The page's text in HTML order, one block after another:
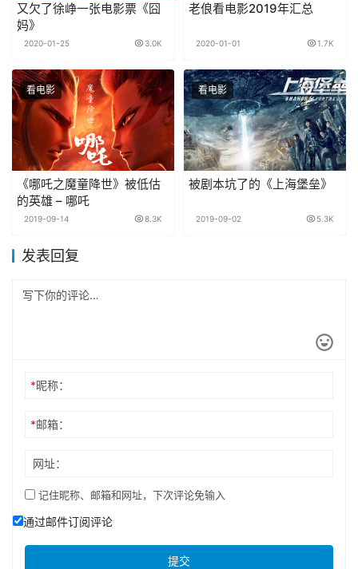
又欠了徐峥一张电影票《囧
妈》
2020-01-25 3.0K
老俍看电影2019年汇总
2020-01-01 1.7K
看电影
《哪吒之魔童降世》被低估
的英雄 – 哪吒
2019-09-14 8.3K
看电影
被剧本坑了的《上海堡垒》
2019-09-02 5.3K
发表回复
*昵称：
*邮箱：
网址：
记住昵称、邮箱和网址，下次评论免输入
通过邮件订阅评论
提交